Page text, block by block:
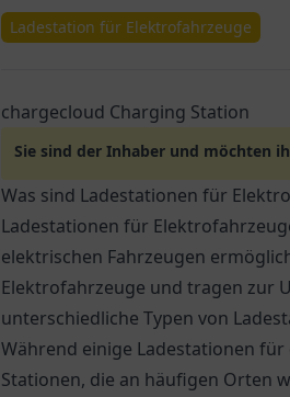
Ladestation für Elektrofahrzeuge
chargecloud Charging Station
Sie sind der Inhaber und möchten
Was sind Ladestationen für
Ladestationen für
elektrischen Fahrzeugen
Elektrofahrzeuge und tragen zur
unterschiedliche Typen von
Während einige Ladestationen
Stationen, die an häufigen Orten